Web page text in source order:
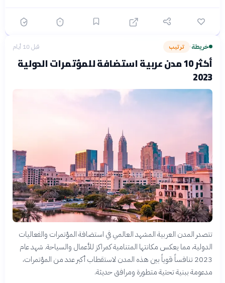
خريطة› ترتيب قبل 10 أيام
أكثر 10 مدن عربية استضافة للمؤتمرات الدولية
2023
تتصدر المدن العربية المشهد العالمي في استضافة المؤتمرات والفعاليات
الدولية، مما يعكس مكانتها المتنامية كمراكز للأعمال والسياحة. شهد عام
2023 تنافساً قوياً بين هذه المدن لاستقطاب أكبر عدد من المؤتمرات،
مدعومة ببنية تحتية متطورة ومرافق حديثة.